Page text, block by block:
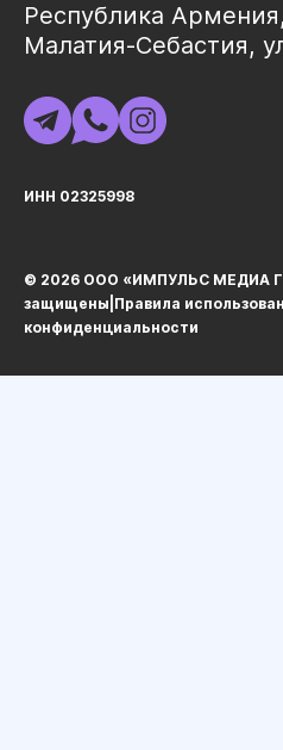
Республика
Малатия-Себастия,
ИНН 02325998
© 2026 ООО «ИМПУЛЬС МЕДИА
защищеныㅤ|ㅤ Правила
конфиденциальности